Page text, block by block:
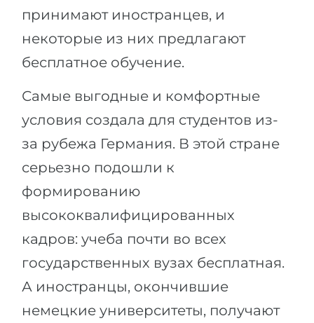
100%
КОНСУЛЬТАЦИЯ!
Казахстан
Беларусь
Другая страна
ЗАПИСАТЬСЯ НА КОНСУЛЬТАЦИЮ
принимают иностранцев, и
некоторые из них предлагают
бесплатное обучение.
Самые выгодные и комфортные
условия создала для студентов из-
за рубежа Германия. В этой стране
серьезно подошли к
формированию
высококвалифицированных
кадров: учеба почти во всех
государственных вузах бесплатная.
А иностранцы, окончившие
немецкие университеты, получают